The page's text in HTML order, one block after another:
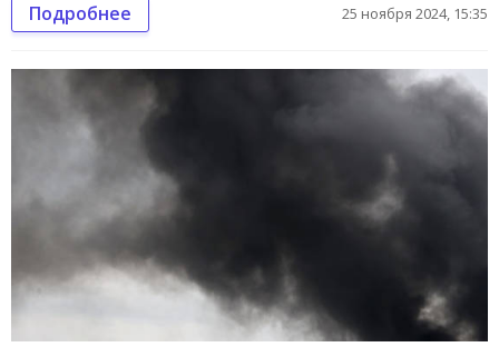
Подробнее 25 ноября 2024, 15:35